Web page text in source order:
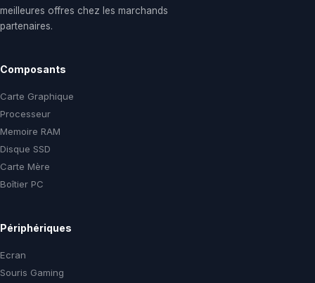
meilleures offres chez les marchands
partenaires.
Composants
Carte Graphique
Processeur
Memoire RAM
Disque SSD
Carte Mère
Boîtier PC
Périphériques
Ecran
Souris Gaming